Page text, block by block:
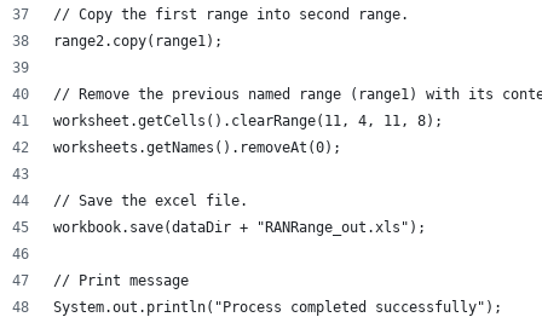
// Copy the first range into second range.
range2.copy(range1);
// Remove the previous named range (range1) with its
worksheet.getCells().clearRange(11, 4, 11, 8);
worksheets.getNames().removeAt(0);
// Save the excel file.
workbook.save(dataDir + "RANRange_out.xls");
// Print message
System.out.println("Process completed successfully");